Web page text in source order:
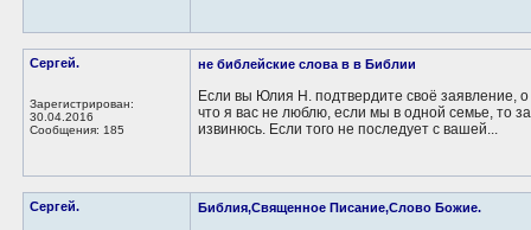
Сергей.
Зарегистрирован:
30.04.2016
Сообщения: 185
не библейские слова в в Библии
Если вы Юлия Н. подтвердите своё заявление,
что я вас не люблю, если мы в одной семье, то
извинюсь. Если того не последует с вашей...
Сергей. Библия,Священное Писание,Слово Божие.